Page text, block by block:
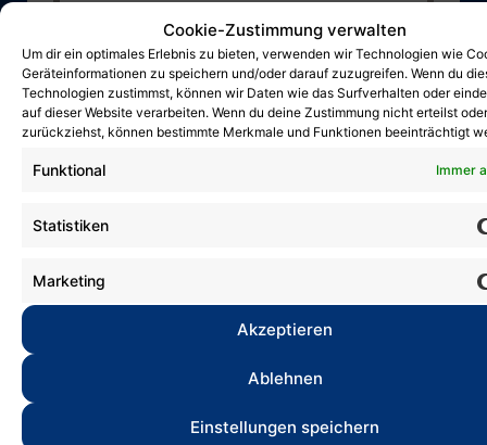
Cookie-Zustimmung verwalten
Um dir ein optimales Erlebnis zu bieten, verwenden wir Technologien wie
Geräteinformationen zu speichern und/oder darauf zuzugreifen. Wenn du
Technologien zustimmst, können wir Daten wie das Surfverhalten oder
auf dieser Website verarbeiten. Wenn du deine Zustimmung nicht erteilst oder
zurückziehst, können bestimmte Merkmale und Funktionen beeinträchtigt
Funktional Immer
Statistiken
Marketing
Akzeptieren
Ablehnen
Einstellungen speichern
Deutsche
Kindermeisterschaft
30. März 2026
Am vergangenen Wochenende fand in